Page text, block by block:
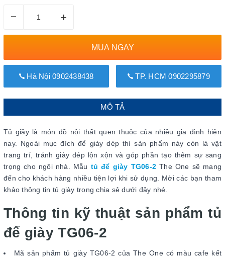
– +
MUA NGAY
Hà Nội 0902438438 TP. HCM 0902295879
MÔ TẢ
Tủ giầy là món đồ nội thất quen thuộc của nhiều gia đình hiện
nay. Ngoài mục đích để giày dép thì sản phẩm này còn là vật
trang trí, tránh giày dép lộn xộn và góp phần tạo thêm sự sang
trọng cho ngôi nhà. Mẫu tủ để giày TG06-2 The One sẽ mang
đến cho khách hàng nhiều tiện lợi khi sử dụng. Mời các bạn tham
khảo thông tin tủ giày trong chia sẻ dưới đây nhé.
Thông tin kỹ thuật sản phẩm tủ
để giày TG06-2
Mã sản phẩm tủ giày TG06-2 của The One có màu cafe kết